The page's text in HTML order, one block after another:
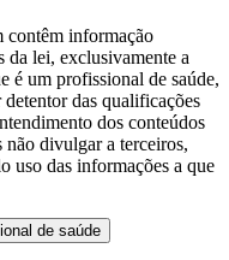
Vascular
Extracorporal
quando recebe alta
visite a nossa página de
carreira na B. Braun.
global por perfis de
contêm informação
da lei, exclusivamente a
é um profissional de saúde,
detentor das qualificações
dos conteúdos
divulgar a terceiros,
uso das informações a que
de saúde